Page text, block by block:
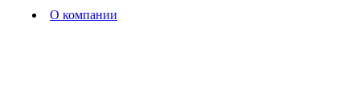
О компании